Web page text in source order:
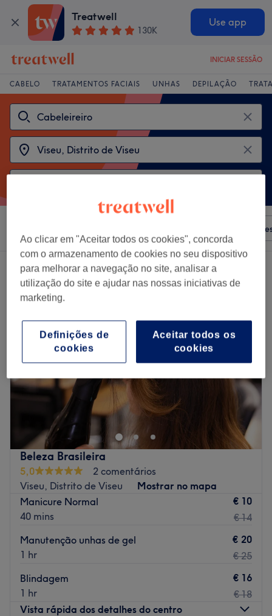
Treatwell
130K
Use app
INICIAR SESSÃO
CABELO TRATAMENTOS FACIAIS UNHAS DEPILAÇÃO
Ofertas
Escolhe entre 2cabeleireiros em Viseu, Distrito de Viseu
Beleza Brasileira
5,0
2 comentários
Viseu, Distrito de Viseu
Mostrar no mapa
Manicure Normal
40 mins
€ 10
€ 14
Manutenção unhas de gel
1 hr
€ 20
€ 25
Blindagem
1 hr
€ 16
€ 18
Vista rápida dos detalhes do centro
Ao clicar em "Aceitar todos os cookies", concorda
com o armazenamento de cookies no seu dispositivo
para melhorar a navegação no site, analisar a
utilização do site e ajudar nas nossas iniciativas de
marketing.
Aceitar todos os
cookies
Definições de
cookies